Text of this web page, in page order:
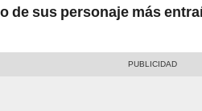
de sus personaje más